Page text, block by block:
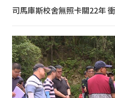
司馬庫斯校舍無照卡關22年